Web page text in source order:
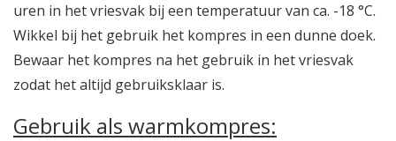
uren in het vriesvak bij een temperatuur van ca. -18 °C.
Wikkel bij het gebruik het kompres in een dunne doek.
Bewaar het kompres na het gebruik in het vriesvak
zodat het altijd gebruiksklaar is.
Gebruik als warmkompres: